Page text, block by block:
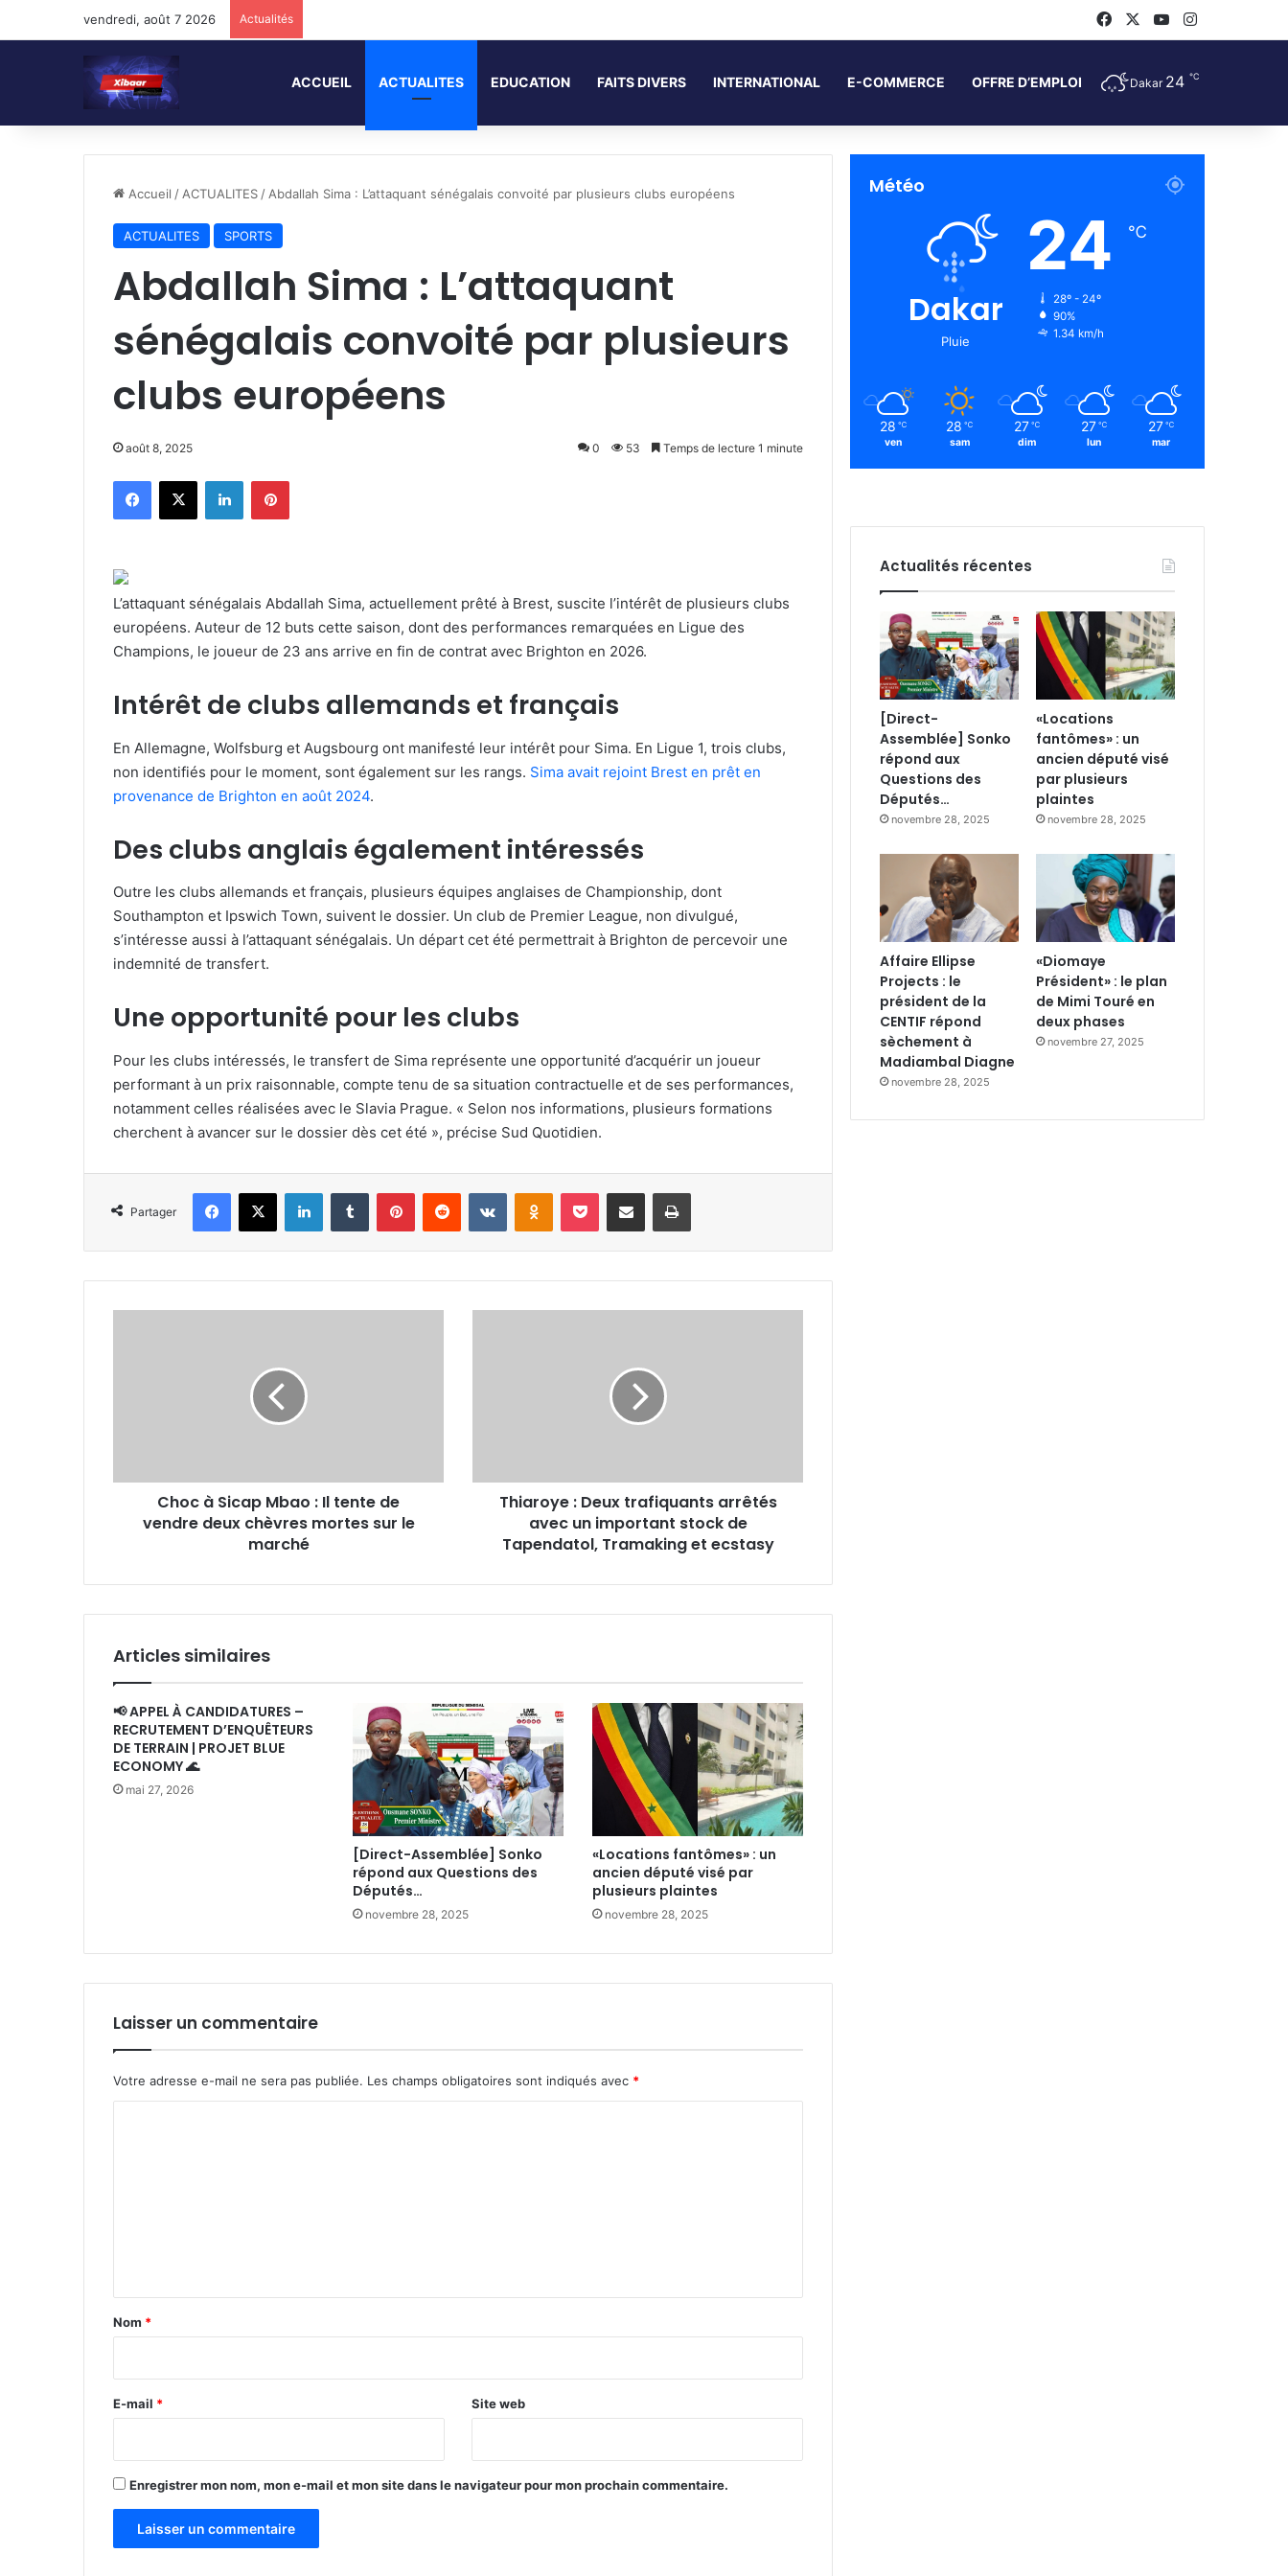
vendredi, août 7 2026 Actualités FacebookYouTubeInstagram
ACCUEIL ACTUALITES EDUCATION FAITS DIVERS INTERNATIONAL E-COMMERCE OFFRE D’EMPLOI Dakar 24 ℃
Accueil / ACTUALITES / Abdallah Sima : L’attaquant sénégalais convoité par plusieurs clubs européens
ACTUALITES SPORTS
Abdallah Sima : L’attaquant
sénégalais convoité par plusieurs
clubs européens
août 8, 2025 0 53 Temps de lecture 1 minute
Facebook
X LinkedinPinterest
L’attaquant sénégalais Abdallah Sima, actuellement prêté à Brest, suscite l’intérêt de plusieurs clubs
européens. Auteur de 12 buts cette saison, dont des performances remarquées en Ligue des
Champions, le joueur de 23 ans arrive en fin de contrat avec Brighton en 2026.
Intérêt de clubs allemands et français
En Allemagne, Wolfsburg et Augsbourg ont manifesté leur intérêt pour Sima. En Ligue 1, trois clubs,
non identifiés pour le moment, sont également sur les rangs. Sima avait rejoint Brest en prêt en
provenance de Brighton en août 2024.
Des clubs anglais également intéressés
Outre les clubs allemands et français, plusieurs équipes anglaises de Championship, dont
Southampton et Ipswich Town, suivent le dossier. Un club de Premier League, non divulgué,
s’intéresse aussi à l’attaquant sénégalais. Un départ cet été permettrait à Brighton de percevoir une
indemnité de transfert.
Une opportunité pour les clubs
Pour les clubs intéressés, le transfert de Sima représente une opportunité d’acquérir un joueur
performant à un prix raisonnable, compte tenu de sa situation contractuelle et de ses performances,
notamment celles réalisées avec le Slavia Prague. « Selon nos informations, plusieurs formations
cherchent à avancer sur le dossier dès cet été », précise Sud Quotidien.
Partager
Facebook
X LinkedinTumblr PinterestReddit VKontakteOdnoklassniki
Pocket Partager par email Imprimer
vendre
chèvres
Choc à Sicap Mbao : Il tente de
vendre deux chèvres mortes sur le
marché
stock
Tapendatol,
Tramaking
Thiaroye : Deux trafiquants arrêtés
avec un important stock de
Tapendatol, Tramaking et ecstasy
Articles similaires
📢 APPEL À CANDIDATURES –
RECRUTEMENT D’ENQUÊTEURS
DE TERRAIN | PROJET BLUE
ECONOMY 🌊
mai 27, 2026
[Direct-Assemblée] Sonko
répond aux Questions des
Députés…
novembre 28, 2025
«Locations fantômes» : un
ancien député visé par
plusieurs plaintes
novembre 28, 2025
Laisser un commentaire
Votre adresse e-mail ne sera pas publiée. Les champs obligatoires sont indiqués avec *
a
e
Nom *
E-mail * Site web
Enregistrer mon nom, mon e-mail et mon site dans le navigateur pour mon prochain commentaire.
Météo
Dakar
Pluie
24 ℃
28º - 24º
90%
1.34 km/h
28 ℃
ven
28 ℃
sam
27 ℃
dim
27 ℃
lun
27 ℃
mar
Actualités récentes
[Direct-
Assemblée] Sonko
répond aux
Questions des
Députés…
novembre 28, 2025
«Locations
fantômes» : un
ancien député visé
par plusieurs
plaintes
novembre 28, 2025
Affaire Ellipse
Projects : le
président de la
CENTIF répond
sèchement à
Madiambal Diagne
novembre 28, 2025
«Diomaye
Président» : le plan
de Mimi Touré en
deux phases
novembre 27, 2025